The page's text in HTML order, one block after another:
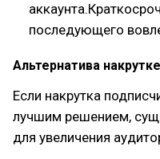
последующего
Альтернатива накрутке
Если накрутка
лучшим решением,
для увеличения